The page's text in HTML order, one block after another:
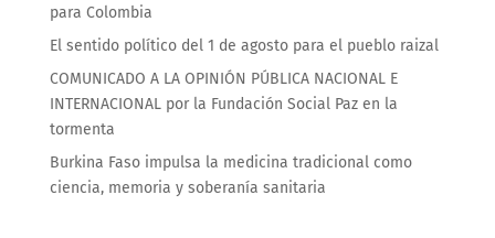
para Colombia
El sentido político del 1 de agosto para el pueblo raizal
COMUNICADO A LA OPINIÓN PÚBLICA NACIONAL E
INTERNACIONAL por la Fundación Social Paz en la
tormenta
Burkina Faso impulsa la medicina tradicional como
ciencia, memoria y soberanía sanitaria